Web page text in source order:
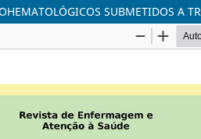
SUBMETIDOS A